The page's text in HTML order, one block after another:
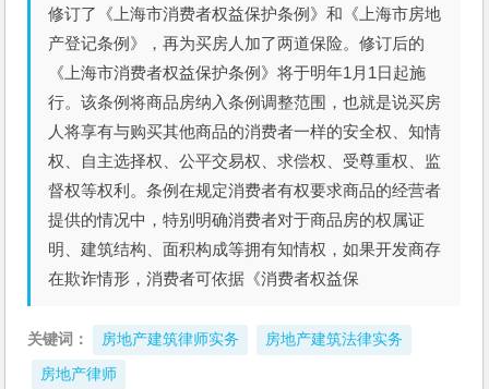
修订了《上海市消费者权益保护条例》和《上海市房地
产登记条例》，再为买房人加了两道保险。修订后的
《上海市消费者权益保护条例》将于明年1月1日起施
行。该条例将商品房纳入条例调整范围，也就是说买房
人将享有与购买其他商品的消费者一样的安全权、知情
权、自主选择权、公平交易权、求偿权、受尊重权、监
督权等权利。条例在规定消费者有权要求商品的经营者
提供的情况中，特别明确消费者对于商品房的权属证
明、建筑结构、面积构成等拥有知情权，如果开发商存
在欺诈情形，消费者可依据《消费者权益保
关键词： 房地产建筑律师实务 房地产建筑法律实务
房地产律师